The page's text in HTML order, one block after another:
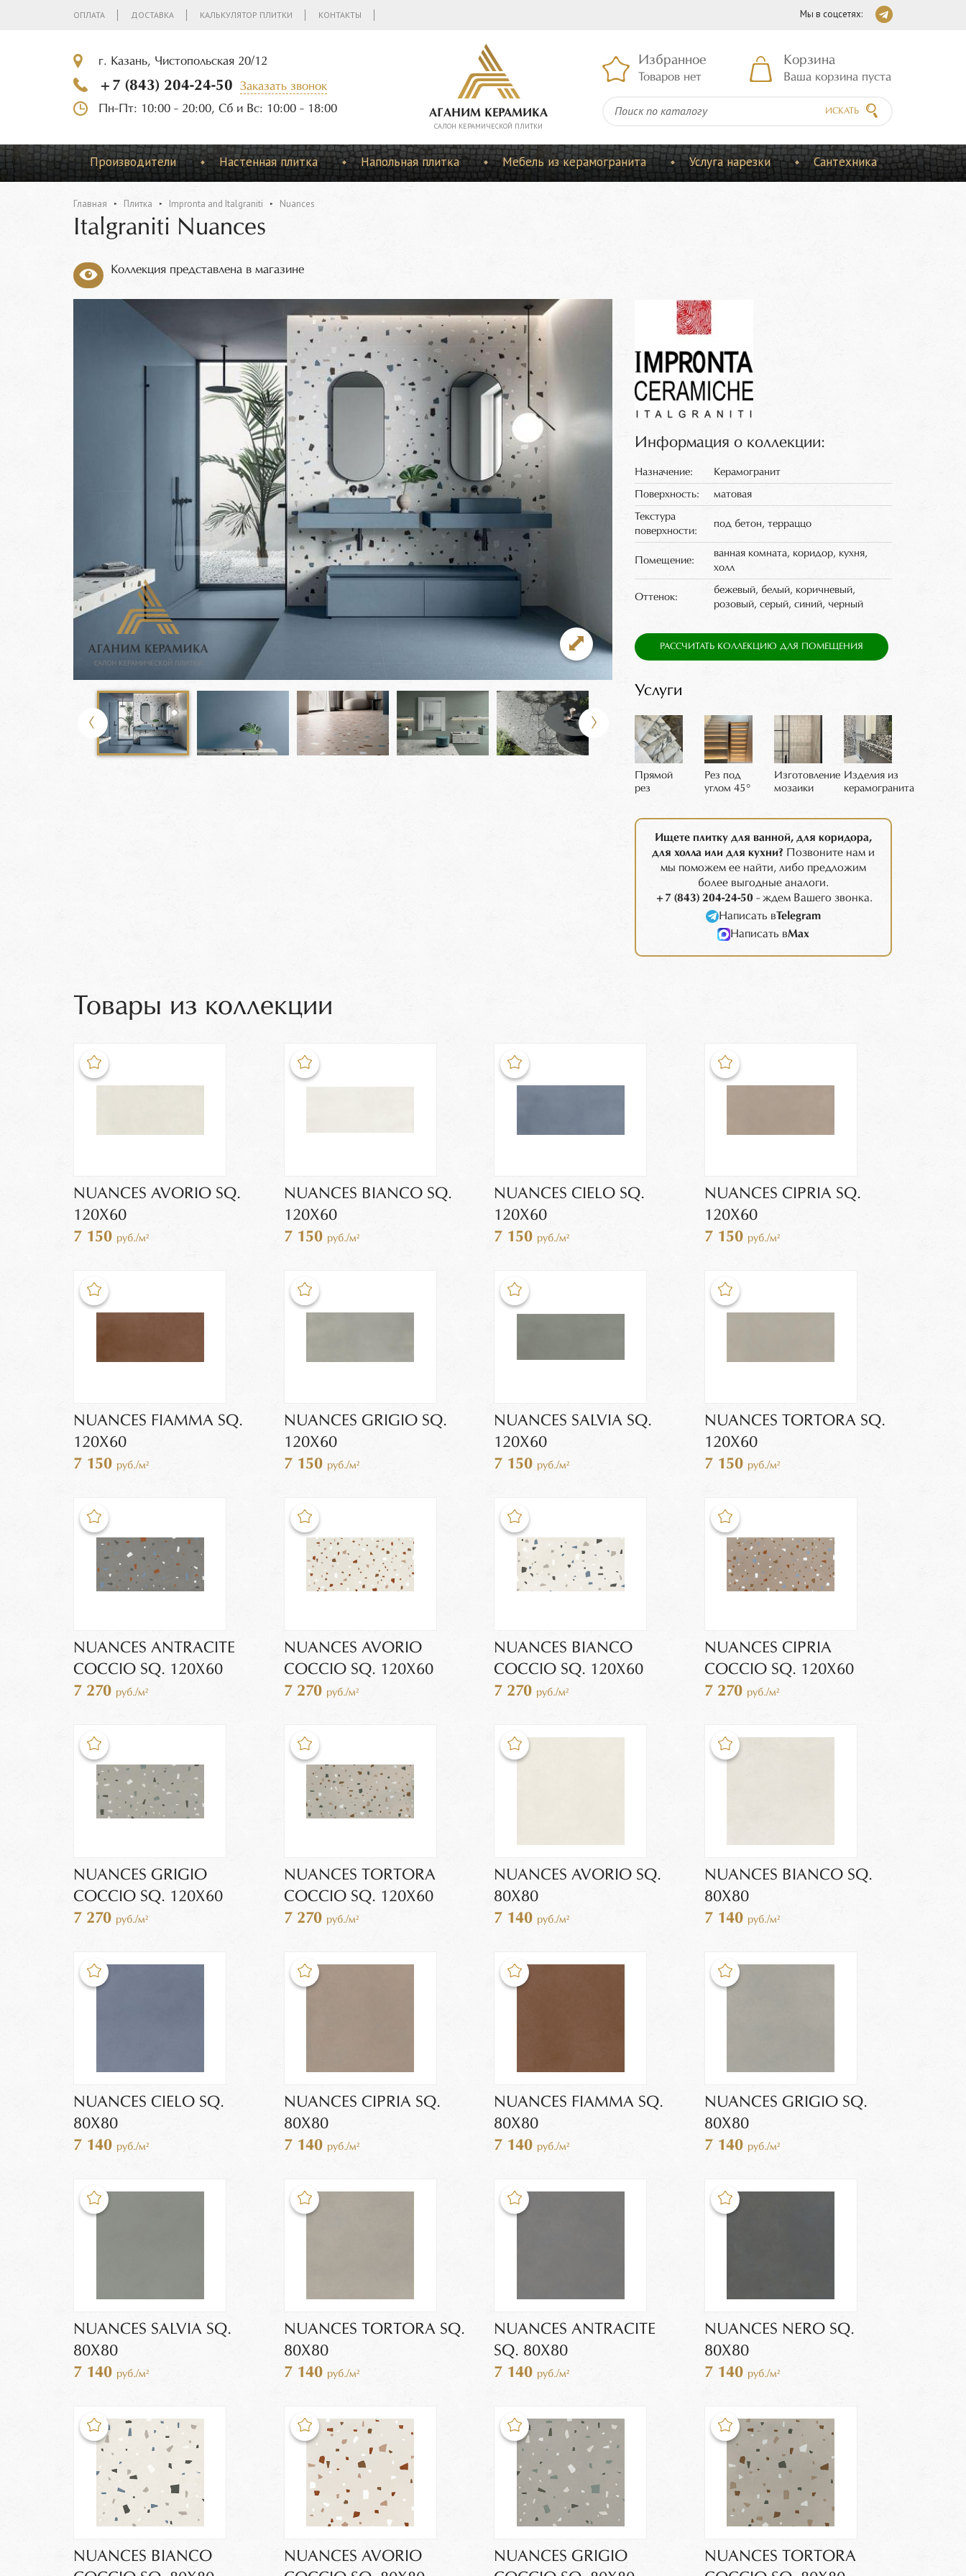
ОПЛАТА ДОСТАВКА КАЛЬКУЛЯТОР ПЛИТКИ КОНТАКТЫ Мы в соцсетях:
г. Казань, Чистопольская 20/12
+7 (843) 204-24-50
Заказать звонок
Пн-Пт: 10:00 - 20:00, Сб и Вс: 10:00 - 18:00
АГАНИМ КЕРАМИКА
CАЛОН КЕРАМИЧЕСКОЙ ПЛИТКИ
Избранное
Товаров нет
Корзина
Ваша корзина пуста
ИСКАТЬ
Производители Настенная плитка Напольная плитка Мебель из керамогранита Услуга нарезки Сантехника
Главная Плитка Impronta and Italgraniti Nuances
Italgraniti Nuances
Коллекция представлена в магазине
Информация о коллекции:
Назначение: Керамогранит
Поверхность: матовая
Текстура
поверхности:
под бетон, терраццо
Помещение:
ванная комната, коридор, кухня,
холл
Оттенок:
бежевый, белый, коричневый,
розовый, серый, синий, черный
РАССЧИТАТЬ КОЛЛЕКЦИЮ ДЛЯ ПОМЕЩЕНИЯ
Услуги
Прямой
рез
Рез под
углом 45°
Изготовление
мозаики
Изделия из
керамогранита
Ищете плитку для ванной, для коридора,
для холла или для кухни? Позвоните нам и
мы поможем ее найти, либо предложим
более выгодные аналоги.
+7 (843) 204-24-50 - ждем Вашего звонка.
Написать вTelegram
Написать вMax
Товары из коллекции
NUANCES AVORIO SQ.
120X60
7 150 руб./м²
NUANCES BIANCO SQ.
120X60
7 150 руб./м²
NUANCES CIELO SQ.
120X60
7 150 руб./м²
NUANCES CIPRIA SQ.
120X60
7 150 руб./м²
NUANCES FIAMMA SQ.
120X60
7 150 руб./м²
NUANCES GRIGIO SQ.
120X60
7 150 руб./м²
NUANCES SALVIA SQ.
120X60
7 150 руб./м²
NUANCES TORTORA SQ.
120X60
7 150 руб./м²
NUANCES ANTRACITE
COCCIO SQ. 120X60
7 270 руб./м²
NUANCES AVORIO
COCCIO SQ. 120X60
7 270 руб./м²
NUANCES BIANCO
COCCIO SQ. 120X60
7 270 руб./м²
NUANCES CIPRIA
COCCIO SQ. 120X60
7 270 руб./м²
NUANCES GRIGIO
COCCIO SQ. 120X60
7 270 руб./м²
NUANCES TORTORA
COCCIO SQ. 120X60
7 270 руб./м²
NUANCES AVORIO SQ.
80X80
7 140 руб./м²
NUANCES BIANCO SQ.
80X80
7 140 руб./м²
NUANCES CIELO SQ.
80X80
7 140 руб./м²
NUANCES CIPRIA SQ.
80X80
7 140 руб./м²
NUANCES FIAMMA SQ.
80X80
7 140 руб./м²
NUANCES GRIGIO SQ.
80X80
7 140 руб./м²
NUANCES SALVIA SQ.
80X80
7 140 руб./м²
NUANCES TORTORA SQ.
80X80
7 140 руб./м²
NUANCES ANTRACITE
SQ. 80X80
7 140 руб./м²
NUANCES NERO SQ.
80X80
7 140 руб./м²
NUANCES BIANCO
NUANCES AVORIO
NUANCES GRIGIO
NUANCES TORTORA